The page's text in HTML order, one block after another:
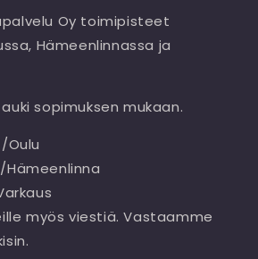
Oy toimipisteet
Hämeenlinnassa ja
sopimuksen mukaan.
Oulu
Hämeenlinna
myös viestiä. Vastaamme